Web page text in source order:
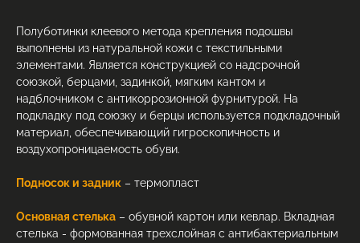
Полуботинки клеевого метода крепления подошвы
выполнены из натуральной кожи с текстильными
элементами. Является конструкцией со надсрочной
союзкой, берцами, задинкой, мягким кантом и
надблочником с антикоррозионной фурнитурой. На
подкладку под союзку и берцы используется подкладочный
материал, обеспечивающий гигроскопичность и
воздухопроницаемость обуви.
Подносок и задник – термопласт
Основная стелька – обувной картон или кевлар. Вкладная
стелька - формованная трехслойная с антибактериальным